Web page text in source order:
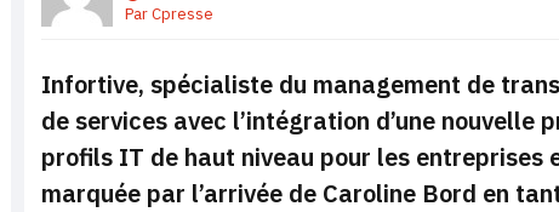
ParCpresse
Infortive, spécialiste du management de
de services avec l’intégration d’une
profils IT de haut niveau pour les
marquée par l’arrivée de Caroline Bord en